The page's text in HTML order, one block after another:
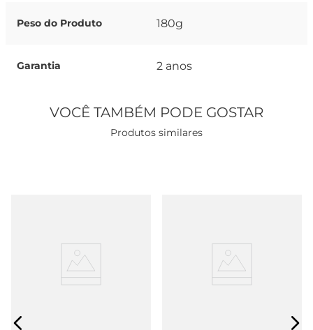
Peso do Produto 180g
Garantia 2 anos
VOCÊ TAMBÉM PODE GOSTAR
Produtos similares